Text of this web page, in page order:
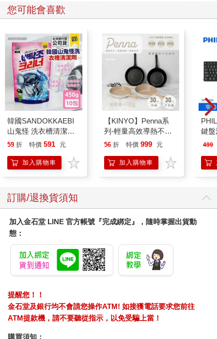
於減輕衝突造成的短期不適和焦慮。但是這種迴避行為會自我強
化，成為另一個問題。因此，為了問題而爭吵並發生衝突，可以
當我在Podcast節目中向朋友菲爾．麥格勞（Phil McGraw）博士
提出這個理論時，他亦表示認同——那些願意投入衝突的人和從
不還嘴的人之間，存在生理上的差異。
「長期未解決的衝突使大腦的腦內啡（Endorphin）或受體變得遲
鈍，對身體其他部分可能產生有害影響。不捍衛自己的立場，事
實上可能對健康不利。」
因此，建設性衝突甚至可以視為一種治療！
★ 以目的為導向的衝突
迴避衝突可能會危害生命。不過，有個好消息——既然我們都是
單獨的個體，我們也都可以賦予自己權力，利用衝突來改善生活
有很多工具可以讓你公平、積極、成功地利用衝突。健康地投入
衝突從來不是出於衝動反應，而是來自深思熟慮的策略，並且是
具，使你能充滿信心地駕馭這種力量。再次強調，不需要每次遇
到衝突就閃避，要接受並駕馭它，將它用於良好的目的。
成功的衝突管理對每個人來說都是可行的，我將在後續章節詳細
介紹投入相互尊重且有效的衝突所需的方法、技巧和竅門。一旦
你開始實踐衝突的藝術和科學，很快就會發現它的好處。承認並
投入衝突可以當做一種澄清事實的方式，幫助你了解問題根源，
一旦解決問題，我們便能鞏固友誼、減少職場的爾虞我詐、幫助
各國結盟，減少或消除不斷升級的緊張局勢。我把這種健康的衝
這種衝突有什麼特性？它的過程不會太愉快。我無視節目的「政
治正確性」規則，面對那些我嘗試要把他拉出財務崩潰邊緣的
人，總採取正面對決的方式，因為我關心他們。我的聲音很高，
有時甚至非常刺耳。這叫愛之深責之切。然而，儘管局面劍拔弩
張，我的目的總是為了挽救生計和生命。
您可能會喜歡
韓國SANDOKKAEBI
山鬼怪 洗衣槽清潔劑
450公克-10包組
59 折 特價 591 元
加入購物車
【KINYO】Penna系
列-輕量高效導熱不沾
平煎鍋30cm
56 折 特價 999 元
加入購物車
鍵盤
499
訂購/退換貨須知
加入金石堂 LINE 官方帳號『完成綁定』，隨時掌握出貨動
態：
提醒您！！
金石堂及銀行均不會請您操作ATM! 如接獲電話要求您前往
ATM提款機，請不要聽從指示，以免受騙上當！
購買須知：